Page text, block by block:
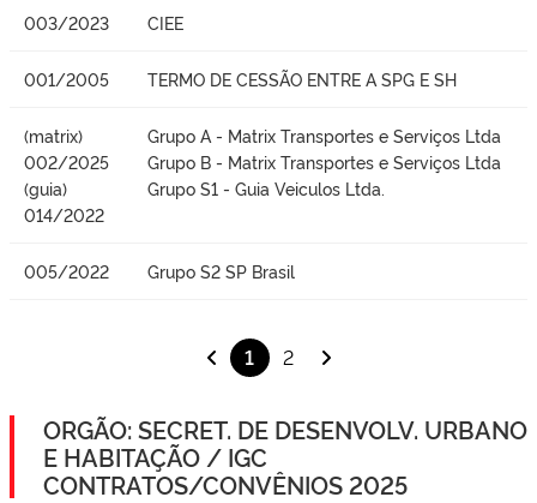
003/2023 CIEE
001/2005 TERMO DE CESSÃO ENTRE A SPG E SH
(matrix)
002/2025
(guia)
014/2022
Grupo A - Matrix Transportes e Serviços Ltda
Grupo B - Matrix Transportes e Serviços Ltda
Grupo S1 - Guia Veiculos Ltda.
005/2022 Grupo S2 SP Brasil
1 2
ORGÃO: SECRET. DE DESENVOLV. URBANO
E HABITAÇÃO / IGC
CONTRATOS/CONVÊNIOS 2025